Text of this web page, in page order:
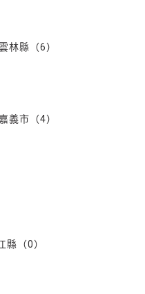
林縣（6）
嘉義市（4）
縣（0）